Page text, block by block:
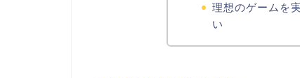
理想のゲームを
い